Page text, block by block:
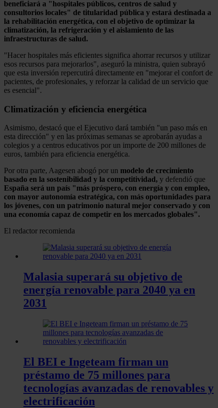
beneficiará a "hospitales públicos, centros de salud y
consultorios locales" de titularidad pública y estará destinada a
la rehabilitación energética, con el objetivo de optimizar la
climatización, la refrigeración y el aislamiento de las
infraestructuras de salud.
"Hacer hospitales más eficientes significa ahorrar recursos y utilizar
esos recursos para mejorarlos", aseguró la ministra, quien subrayó
que esta inversión repercutirá directamente en "mejorar el confort de
pacientes, de profesionales, y reforzar la calidad de un servicio que
es esencial".
Climatización y eficiencia energética
Asimismo, destacó que el Ejecutivo dará también "un paso más en
esta dirección" y en las próximas semanas se aprobarán ayudas a
colegios y a centros educativos por un importe de 200 millones de
euros, también para eficiencia energética.
Por otra parte, Aagesen abogó por un modelo de crecimiento
basado en la sostenibilidad y la competitividad, y defendió que
España será un país "más próspero, con energía y con empleo,
con mayor autonomía estratégica, con más oportunidades para
los jóvenes, con un patrimonio natural mejor conservado y con
una economía capaz de competir en los mercados globales".
El redactor recomienda
Malasia superará su objetivo de
energía renovable para 2040 ya en
2031
El BEI e Ingeteam firman un
préstamo de 75 millones para
tecnologías avanzadas de renovables y
electrificación